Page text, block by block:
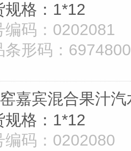
规格：1*12
编码：0202081
条形码：
嘉宾混合果汁
规格：1*12
编码：0202080